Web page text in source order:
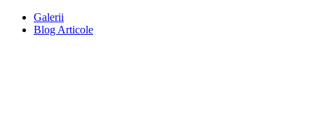
Galerii
Blog Articole